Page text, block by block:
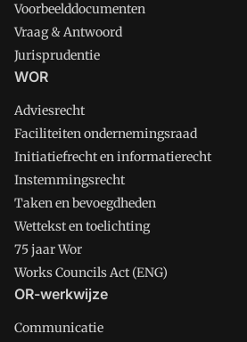
Voorbeelddocumenten
Vraag & Antwoord
Jurisprudentie
WOR
Adviesrecht
Faciliteiten ondernemingsraad
Initiatiefrecht en informatierecht
Instemmingsrecht
Taken en bevoegdheden
Wettekst en toelichting
75 jaar Wor
Works Councils Act (ENG)
OR-werkwijze
Communicatie